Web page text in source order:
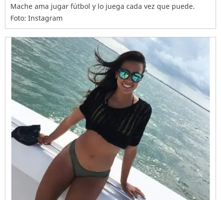
Mache ama jugar fútbol y lo juega cada vez que puede.
Foto: Instagram